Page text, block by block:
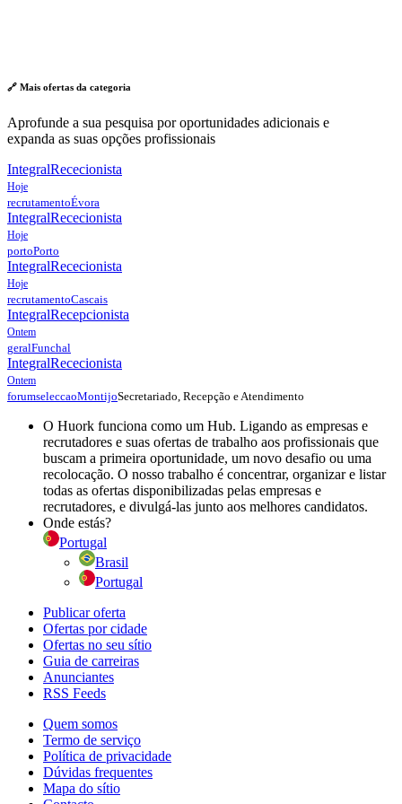
🔗 Mais ofertas da categoria
Aprofunde a sua pesquisa por oportunidades adicionais e
expanda as suas opções profissionais
IntegralRececionista
Hoje
recrutamentoÉvora
IntegralRececionista
Hoje
portoPorto
IntegralRececionista
Hoje
recrutamentoCascais
IntegralRecepcionista
Ontem
geralFunchal
IntegralRececionista
Ontem
forumseleccaoMontijoSecretariado, Recepção e Atendimento
O Huork funciona como um Hub. Ligando as empresas e
recrutadores e suas ofertas de trabalho aos profissionais que
buscam a primeira oportunidade, um novo desafio ou uma
recolocação. O nosso trabalho é concentrar, organizar e listar
todas as ofertas disponibilizadas pelas empresas e
recrutadores, e divulgá-las junto aos melhores candidatos.
Onde estás?
Portugal
Brasil
Portugal
Publicar oferta
Ofertas por cidade
Ofertas no seu sítio
Guia de carreiras
Anunciantes
RSS Feeds
Quem somos
Termo de serviço
Política de privacidade
Dúvidas frequentes
Mapa do sítio